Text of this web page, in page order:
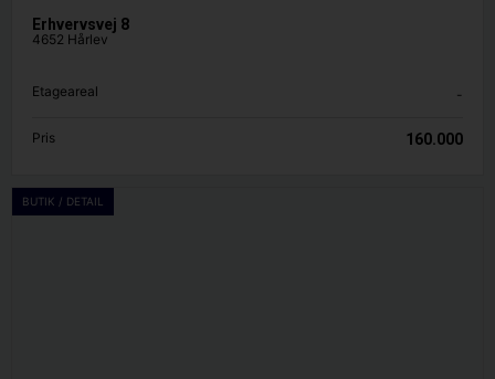
Erhvervsvej 8
4652 Hårlev
Etageareal -
Pris 160.000
BUTIK / DETAIL